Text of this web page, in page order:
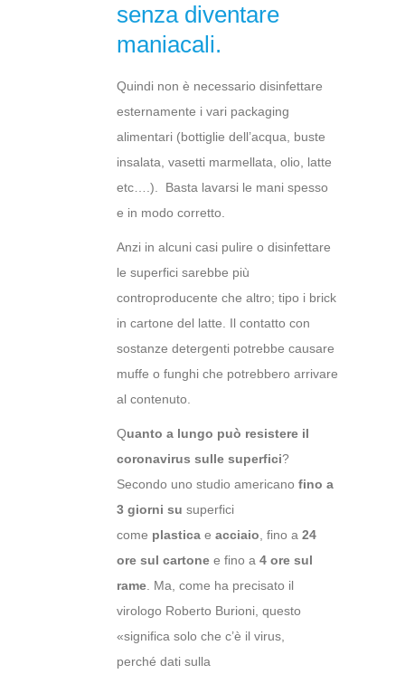
senza diventare
maniacali.
Quindi non è necessario disinfettare
esternamente i vari packaging
alimentari (bottiglie dell’acqua, buste
insalata, vasetti marmellata, olio, latte
etc….). Basta lavarsi le mani spesso
e in modo corretto.
Anzi in alcuni casi pulire o disinfettare
le superfici sarebbe più
controproducente che altro; tipo i brick
in cartone del latte. Il contatto con
sostanze detergenti potrebbe causare
muffe o funghi che potrebbero arrivare
al contenuto.
Quanto a lungo può resistere il
coronavirus sulle superfici?
Secondo uno studio americano fino a
3 giorni su superfici
come plastica e acciaio , fino a 24
ore sul cartone e fino a 4 ore sul
rame . Ma, come ha precisato il
virologo Roberto Burioni, questo
«significa solo che c’è il virus,
perché dati sulla